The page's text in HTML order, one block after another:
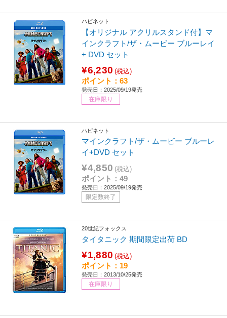
ハピネット
【オリジナル アクリルスタンド付】マ
インクラフト/ザ・ムービー ブルーレイ
+ DVD セット
¥6,230 (税込)
ポイント：63
発売日：2025/09/19発売
在庫限り
ハピネット
マインクラフト/ザ・ムービー ブルーレ
イ+DVD セット
¥4,850 (税込)
ポイント：49
発売日：2025/09/19発売
限定数終了
20世紀フォックス
タイタニック 期間限定出荷 BD
¥1,880 (税込)
ポイント：19
発売日：2013/10/25発売
在庫限り